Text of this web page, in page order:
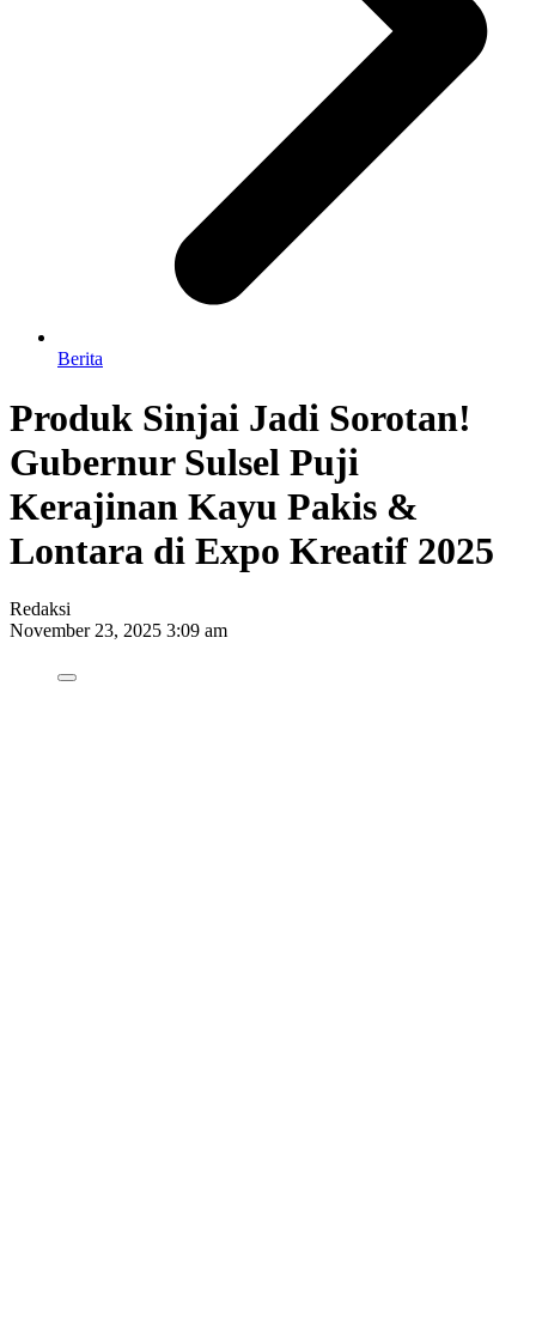
Berita
Produk Sinjai Jadi Sorotan!
Gubernur Sulsel Puji
Kerajinan Kayu Pakis &
Lontara di Expo Kreatif 2025
Redaksi
November 23, 2025 3:09 am